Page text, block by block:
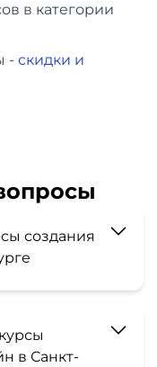
в категории
- скидки и
создания
в Санкт-